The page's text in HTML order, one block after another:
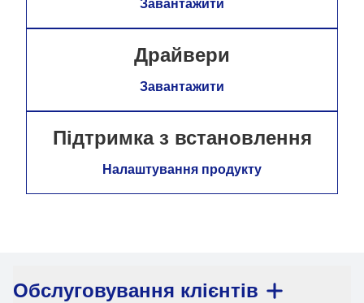
Завантажити
Драйвери
Завантажити
Підтримка з встановлення
Налаштування продукту
Обслуговування клієнтів